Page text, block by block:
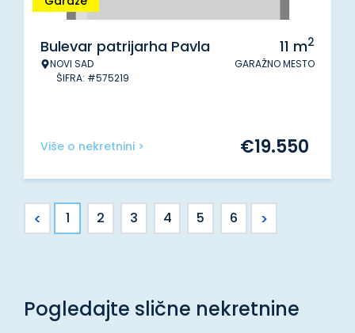
Bulevar patrijarha Pavla
NOVI SAD
ŠIFRA: #575219
11 m2
GARAŽNO MESTO
Više o nekretnini > €19.550
< 1 2 3 4 5 6 >
Pogledajte slične nekretnine